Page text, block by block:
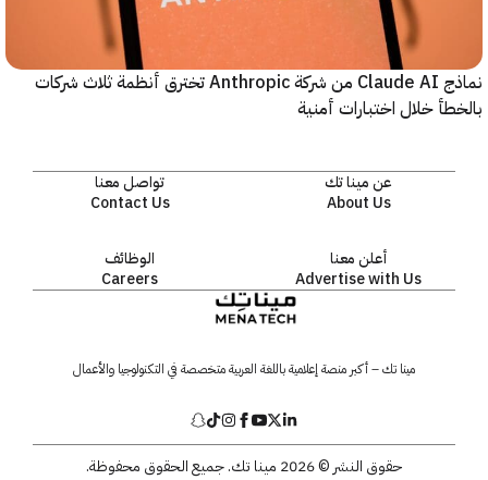
نماذج Claude AI من شركة Anthropic تخترق أنظمة ثلاث شركات
خلال اختبارات أمنية
عن مينا تك
About Us
تواصل معنا
Contact Us
أعلن معنا
Advertise with Us
الوظائف
Careers
مينا تك – أكبر منصة إعلامية باللغة العربية متخصصة في التكنولوجيا والأعمال
حقوق النشر © 2026 مينا تك. جميع الحقوق محفوظة.